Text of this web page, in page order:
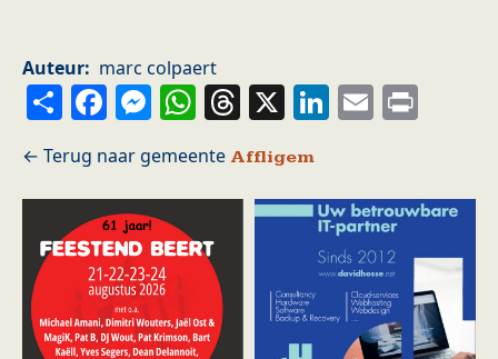
Auteur marc colpaert
ShareFacebook
Messenger
WhatsApp
Threads
X LinkedIn
Email
Affligem